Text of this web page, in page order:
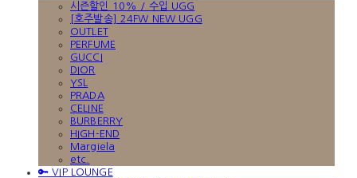
시즌할인 10% / 수입 UGG
[호주발송] 24FW NEW UGG
OUTLET
PERFUME
GUCCI
DIOR
YSL
PRADA
CELINE
BURBERRY
HIGH-END
Margiela
etc.
🔑 VIP LOUNGE